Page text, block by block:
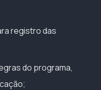
registro das
do programa,